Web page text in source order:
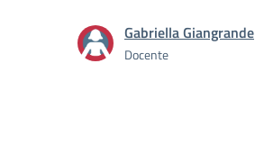
Gabriella Giangrande
Docente